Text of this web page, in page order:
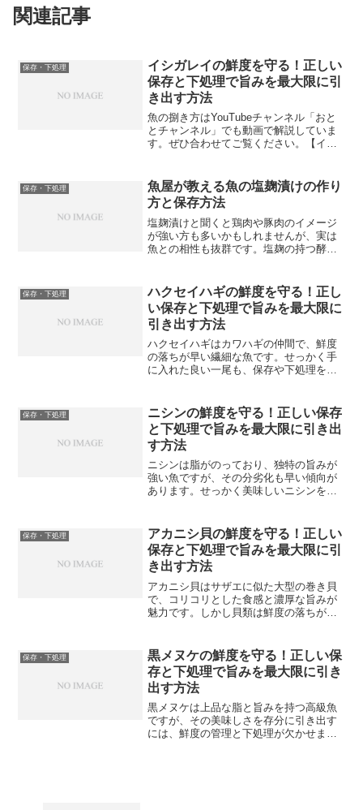
関連記事
保存・下処理
イシガレイの鮮度を守る！正しい
保存と下処理で旨みを最大限に引
き出す方法
魚の捌き方はYouTubeチャンネル「おと
とチャンネル」でも動画で解説していま
す。ぜひ合わせてご覧ください。【イシ
とも多い魚ですが、鮮度の落ちが早い魚
でもあります。身が...
保存・下処理
魚屋が教える魚の塩麹漬けの作り
方と保存方法
塩麹漬けと聞くと鶏肉や豚肉のイメージ
が強い方も多いかもしれませんが、実は
魚との相性も抜群です。塩麹の持つ酵素
味しい一品が完成します。魚屋として長
年さまざまな魚を扱ってき...
保存・下処理
ハクセイハギの鮮度を守る！正し
い保存と下処理で旨みを最大限に
引き出す方法
ハクセイハギはカワハギの仲間で、鮮度
の落ちが早い繊細な魚です。せっかく手
に入れた良い一尾も、保存や下処理を誤
る注意点も合わせて確認してください。
今回は魚屋目線でハクセイ...
保存・下処理
ニシンの鮮度を守る！正しい保存
と下処理で旨みを最大限に引き出
す方法
ニシンは脂がのっており、独特の旨みが
強い魚ですが、その分劣化も早い傾向が
あります。せっかく美味しいニシンを手
まうことがあります。今回は魚屋として
長年ニシンを扱ってきた経...
保存・下処理
アカニシ貝の鮮度を守る！正しい
保存と下処理で旨みを最大限に引
き出す方法
アカニシ貝はサザエに似た大型の巻き貝
で、コリコリとした食感と濃厚な旨みが
魅力です。しかし貝類は鮮度の落ちが早
す。生きたまま手に入ることも多いアカ
ニシ貝だからこそ、扱い方を...
保存・下処理
黒メヌケの鮮度を守る！正しい保
存と下処理で旨みを最大限に引き
出す方法
黒メヌケは上品な脂と旨みを持つ高級魚
ですが、その美味しさを存分に引き出す
には、鮮度の管理と下処理が欠かせませ